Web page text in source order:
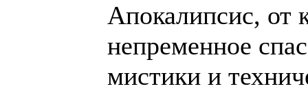
Апокалипсис, от
непременное
мистики и